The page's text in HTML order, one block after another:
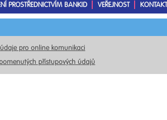
PROSTŘEDNICTVÍM BANKID VEŘEJNOST
pro online komunikaci
přístupových údajů